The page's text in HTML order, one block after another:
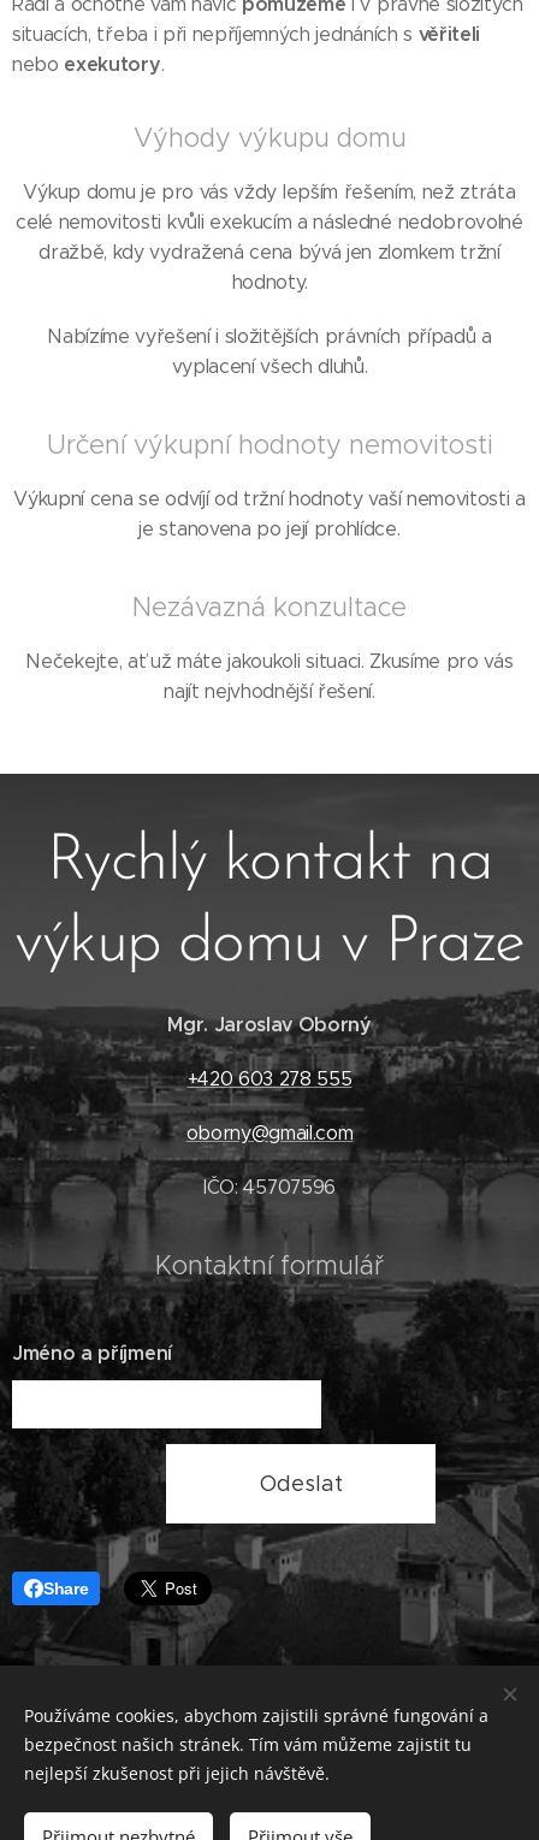
situacích, třeba i při nepříjemných jednáních s věřiteli
nebo exekutory.
Výhody výkupu domu
Výkup domu je pro vás vždy lepším řešením, než ztráta
celé nemovitosti kvůli exekucím a následné nedobrovolné
dražbě, kdy vydražená cena bývá jen zlomkem tržní
hodnoty.
Nabízíme vyřešení i složitějších právních případů a
vyplacení všech dluhů.
Určení výkupní hodnoty nemovitosti
Výkupní cena se odvíjí od tržní hodnoty vaší nemovitosti a
je stanovena po její prohlídce.
Nezávazná konzultace
Nečekejte, ať už máte jakoukoli situaci. Zkusíme pro vás
najít nejvhodnější řešení.
Rychlý kontakt na
výkup domu v Praze
Mgr. Jaroslav Oborný
+420 603 278 555
oborny@gmail.com
IČO: 45707596
Kontaktní formulář
Jméno a příjmení
Odeslat
Share
© 2025 Výkup bytu v Praze. Všechna práva vyhrazena.
Lokality
Používáme cookies, abychom zajistili správné fungování a
bezpečnost našich stránek. Tím vám můžeme zajistit tu
nejlepší zkušenost při jejich návštěvě.